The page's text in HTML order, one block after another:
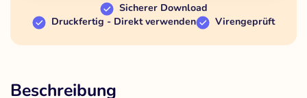
Sicherer Download
Druckfertig - Direkt verwenden
Virengeprüft
Beschreibung